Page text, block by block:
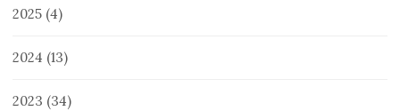
2025 (4)
2024 (13)
2023 (34)